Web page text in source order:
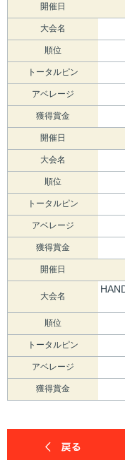
開催日
大会名
順位
トータルピン
アベレージ
獲得賞金
開催日
大会名
順位
トータルピン
アベレージ
獲得賞金
開催日
大会名
順位
トータルピン
アベレージ
獲得賞金